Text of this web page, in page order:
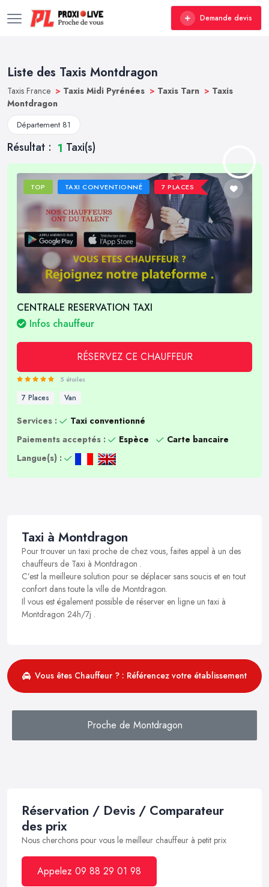
Demande devis
Liste des Taxis Montdragon
Taxis France > Taxis Midi Pyrénées > Taxis Tarn > Taxis
Montdragon
Département 81
Résultat : 1 Taxi(s)
TOP TAXI CONVENTIONNÉ 7 PLACES
CENTRALE RESERVATION TAXI
Infos chauffeur
RÉSERVEZ CE CHAUFFEUR
5 étoiles
7 Places Van
Services :
Taxi conventionné
Paiements acceptés :
Espèce
Carte bancaire
Langue(s) :
Taxi à Montdragon
Pour trouver un taxi proche de chez vous, faites appel à un des
chauffeurs de Taxi à Montdragon .
C’est la meilleure solution pour se déplacer sans soucis et en tout
confort dans toute la ville de Montdragon.
Il vous est également possible de réserver en ligne un taxi à
Montdragon 24h/7j .
Vous êtes Chauffeur ? : Référencez votre établissement
Proche de Montdragon
Réservation / Devis / Comparateur
des prix
Nous cherchons pour vous le meilleur chauffeur à petit prix
Appelez 09 88 29 01 98